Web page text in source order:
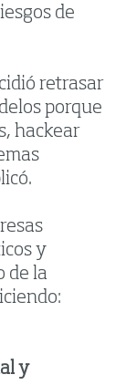
de
retrasar
porque
hackear
y
de la
y